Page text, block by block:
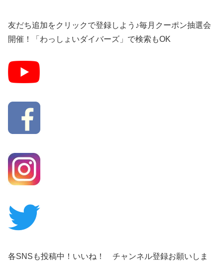
友だち追加をクリックで登録しよう♪毎月クーポン抽選会
開催！「わっしょいダイバーズ」で検索もOK
各SNSも投稿中！いいね！ チャンネル登録お願いしま